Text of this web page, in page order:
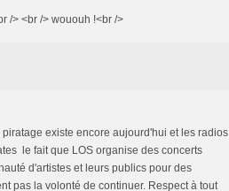
/> <br /> wououh !<br />
existe encore aujourd'hui et les radios
le fait que LOS organise des concerts
d'artistes et leurs publics pour des
pas la volonté de continuer. Respect à tout